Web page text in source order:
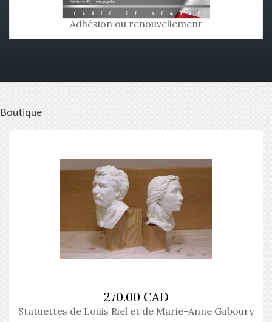
Adhésion ou renouvellement
Boutique
270.00 CAD
Statuettes de Louis Riel et de Marie-Anne Gaboury